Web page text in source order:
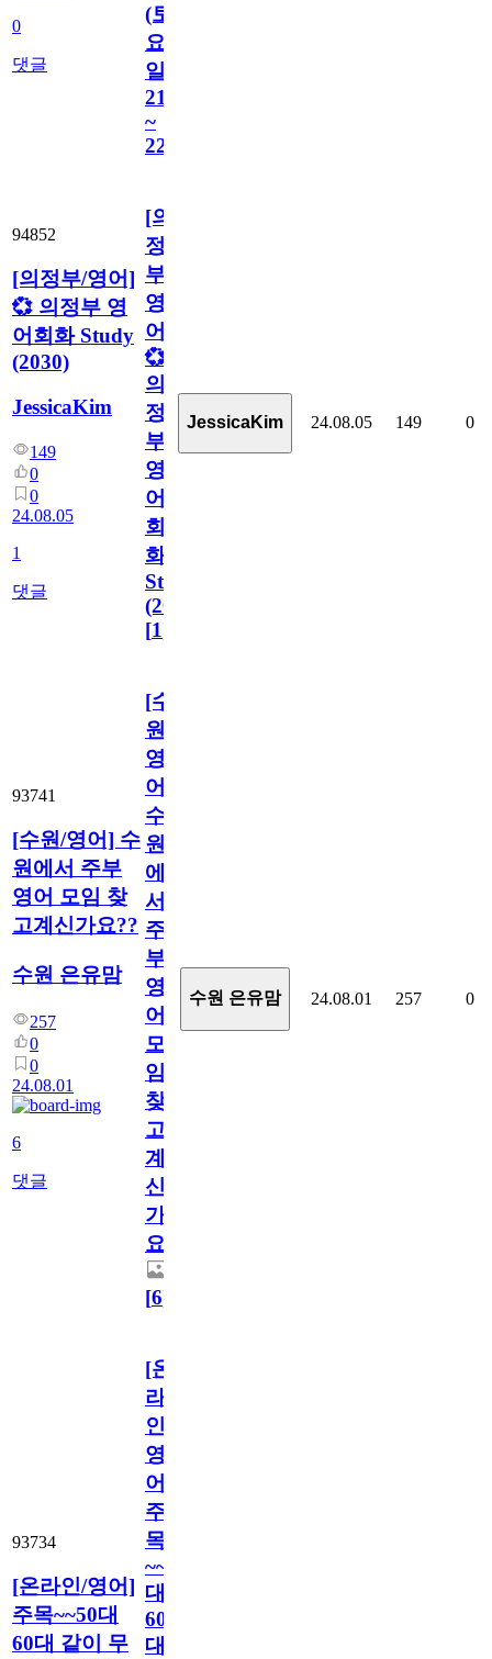
0
댓글
(토
요
일
21:00
~
22:00)
94852
[의정부/영어]
💞 의정부 영
어회화 Study
(2030)
JessicaKim
149
0
0
24.08.05
1
댓글
[의
정
부/
영
어]
💞
의
정
부
영
어
회
화
Study
(2030)
[1]
JessicaKim 24.08.05 149 0
93741
[수원/영어] 수
원에서 주부
영어 모임 찾
고계신가요??
수원 은유맘
257
0
0
24.08.01
6
댓글
[수
원/
영
어]
수
원
에
서
주
부
영
어
모
임
찾
고
계
신
가
요??
[6]
수원 은유맘 24.08.01 257 0
93734
[온라인/영어]
주목~~50대
60대 같이 무
[온
라
인/
영
어]
주
목
~~50
대
60
대